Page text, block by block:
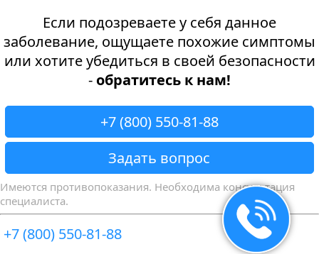
Если подозреваете у себя данное
заболевание, ощущаете похожие симптомы
или хотите убедиться в своей безопасности
- обратитесь к нам!
+7 (800) 550-81-88
Задать вопрос
Имеются противопоказания. Необходима консультация
специалиста.
+7 (800) 550-81-88